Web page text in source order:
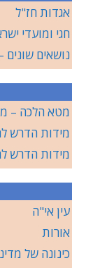
אגדות חז"ל
חגי ומועדי
נושאים שונים
מטא הלכה –
מידות הדרש
מידות הדרש
עין אי"ה
אורות
כינונה של